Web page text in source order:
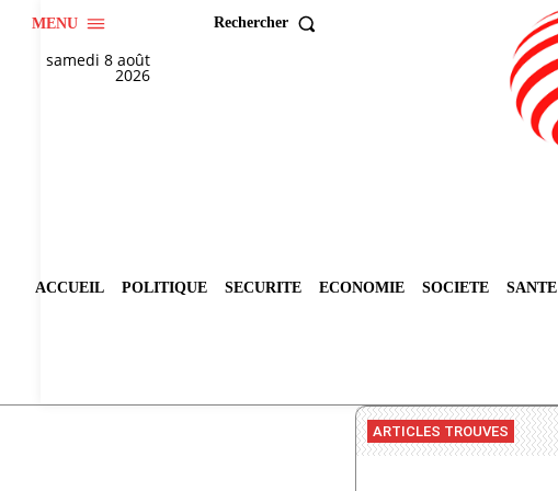
MENU Rechercher
samedi 8 août
2026
ACCUEIL POLITIQUE SECURITE ECONOMIE SOCIETE SANTE
ARTICLES TROUVES